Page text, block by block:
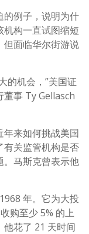
的例子，说明为什
构一直试图缩短
但面临华尔街游说
的机会，”美国证
董事 Ty Gellasch
年来如何挑战美国
有关监管机构是否
。马斯克曾表示他
年。它为大投
购至少 5% 的上
花了 21 天时间